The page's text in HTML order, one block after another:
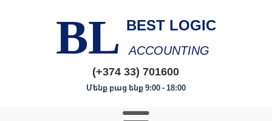
BL BEST LOGIC
ACCOUNTING
(+374 33) 701600
Մենք բաց ենք 9:00 - 18:00